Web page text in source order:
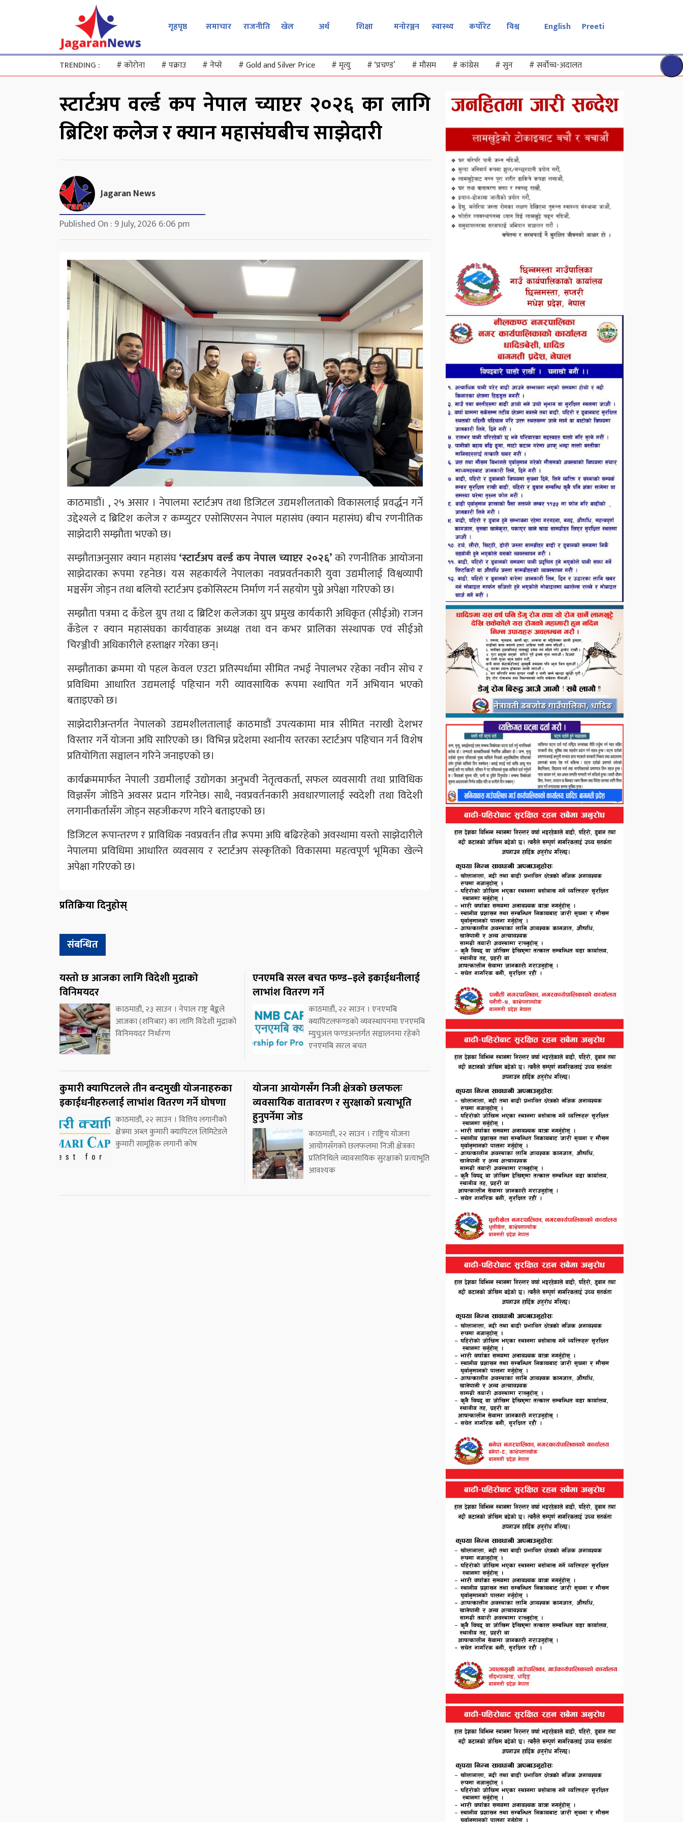
गृहपृष्ठ समाचार राजनीति खेल अर्थ शिक्षा मनोरञ्जन स्वास्थ्य कर्पोरेट विश्व English Preeti
TRENDING : #कोरोना #पक्राउ #नेप्से #Gold and Silver Price #मृत्यु #‘प्रचण्ड’ #मौसम #कांग्रेस #सुन #सर्वोच्च-अदालत
स्टार्टअप वर्ल्ड कप नेपाल च्याप्टर २०२६ का लागि
ब्रिटिश कलेज र क्यान महासंघबीच साझेदारी
Jagaran News
Published On : 9 July, 2026 6:06 pm
काठमाडौं। , २५ असार । नेपालमा स्टार्टअप तथा डिजिटल उद्यमशीलताको विकासलाई प्रवर्द्धन गर्ने
उद्देश्यले द ब्रिटिश कलेज र कम्प्युटर एसोसिएसन नेपाल महासंघ (क्यान महासंघ) बीच रणनीतिक
साझेदारी सम्झौता भएको छ।
सम्झौताअनुसार क्यान महासंघ‘स्टार्टअप वर्ल्ड कप नेपाल च्याप्टर २०२६’को रणनीतिक आयोजना
साझेदारका रूपमा रहनेछ। यस सहकार्यले नेपालका नवप्रवर्तनकारी युवा उद्यमीलाई विश्वव्यापी
मञ्चसँग जोड्न तथा बलियो स्टार्टअप इकोसिस्टम निर्माण गर्न सहयोग पुग्ने अपेक्षा गरिएको छ।
सम्झौता पत्रमा द कँडेल ग्रुप तथा द ब्रिटिश कलेजका ग्रुप प्रमुख कार्यकारी अधिकृत (सीईओ) राजन
कँडेल र क्यान महासंघका कार्यवाहक अध्यक्ष तथा वन कभर प्रालिका संस्थापक एवं सीईओ
चिरञ्जीवी अधिकारीले हस्ताक्षर गरेका छन्।
सम्झौताका क्रममा यो पहल केवल एउटा प्रतिस्पर्धामा सीमित नभई नेपालभर रहेका नवीन सोच र
प्रविधिमा आधारित उद्यमलाई पहिचान गरी व्यावसायिक रूपमा स्थापित गर्ने अभियान भएको
बताइएको छ।
साझेदारीअन्तर्गत नेपालको उद्यमशीलतालाई काठमाडौं उपत्यकामा मात्र सीमित नराखी देशभर
विस्तार गर्ने योजना अघि सारिएको छ। विभिन्न प्रदेशमा स्थानीय स्तरका स्टार्टअप पहिचान गर्न विशेष
प्रतियोगिता सञ्चालन गरिने जनाइएको छ।
कार्यक्रममार्फत नेपाली उद्यमीलाई उद्योगका अनुभवी नेतृत्वकर्ता, सफल व्यवसायी तथा प्राविधिक
विज्ञसँग जोडिने अवसर प्रदान गरिनेछ। साथै, नवप्रवर्तनकारी अवधारणालाई स्वदेशी तथा विदेशी
लगानीकर्तासँग जोड्न सहजीकरण गरिने बताइएको छ।
डिजिटल रूपान्तरण र प्राविधिक नवप्रवर्तन तीव्र रूपमा अघि बढिरहेको अवस्थामा यस्तो साझेदारीले
नेपालमा प्रविधिमा आधारित व्यवसाय र स्टार्टअप संस्कृतिको विकासमा महत्वपूर्ण भूमिका खेल्ने
अपेक्षा गरिएको छ।
प्रतिक्रिया दिनुहोस्
संबन्धित
यस्तो छ आजका लागि विदेशी मुद्राको
विनिमयदर
काठमाडौं, २३ साउन । नेपाल राष्ट्र बैङ्कले
आजका (शनिबार) का लागि विदेशी मुद्राको
विनिमयदर निर्धारण
एनएमबि सरल बचत फण्ड–इले इकाईधनीलाई
लाभांश वितरण गर्ने
काठमाडौं, २२ साउन । एनएमबि
क्यापिटलफण्डको व्यवस्थापनमा एनएमबि
म्युचुअल फण्डअन्तर्गत सञ्चालनमा रहेको
एनएमबि सरल बचत
कुमारी क्यापिटलले तीन बन्दमुखी योजनाहरुका
इकाईधनीहरुलाई लाभांश वितरण गर्ने घोषणा
काठमाडौं, २२ साउन । वित्तिय लगानीको
क्षेत्रमा अब्ल कुमारी क्यापिटल लिमिटेडले
कुमारी सामूहिक लगानी कोष
योजना आयोगसँग निजी क्षेत्रको छलफलः
व्यवसायिक वातावरण र सुरक्षाको प्रत्याभूति
हुनुपर्नेमा जोड
काठमाडौं, २२ साउन । राष्ट्रिय योजना
आयोगसँगको छलफलमा निजी क्षेत्रका
प्रतिनिधिले व्यावसायिक सुरक्षाको प्रत्याभूति
आवश्यक